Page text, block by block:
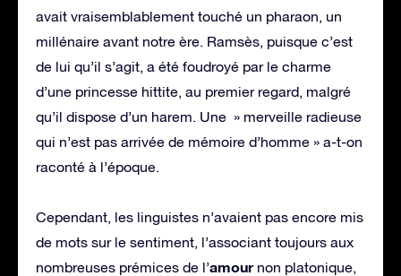
avait vraisemblablement touché un pharaon, un
millénaire avant notre ère. Ramsès, puisque c’est
de lui qu’il s’agit, a été foudroyé par le charme
d’une princesse hittite, au premier regard, malgré
qu’il dispose d’un harem. Une » merveille radieuse
qui n’est pas arrivée de mémoire d’homme » a-t-on
raconté à l’époque.
Cependant, les linguistes n’avaient pas encore mis
de mots sur le sentiment, l’associant toujours aux
nombreuses prémices de l’amournon platonique,